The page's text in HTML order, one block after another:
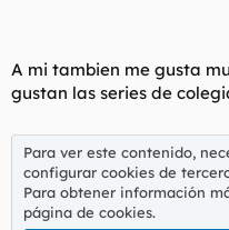
A mi tambien me gusta
gustan las series de
Para ver este contenido,
configurar cookies de
Para obtener información
página de cookies.